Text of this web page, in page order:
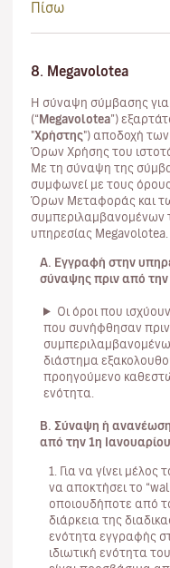
Πίσω
8. Megavolotea
Η σύναψη σύμβασης
(“ Megavolotea”)
"Χρήστης") αποδοχή
Όρων Χρήσης του
Με τη σύναψη της
συμφωνεί με τους
Όρων Μεταφοράς και
συμπεριλαμβανομένων
υπηρεσίας Megavolotea.
Α. Εγγραφή στην
σύναψης πριν από
Οι όροι που
που συνήφθησαν
διάστημα
προηγούμενο
ενότητα.
Β. Σύναψη ή ανανέωση
από την 1η
1. Για να γίνει
να αποκτήσει το
οποιουδήποτε από
διάρκεια της
ενότητα εγγραφής
ιδιωτική ενότητα του